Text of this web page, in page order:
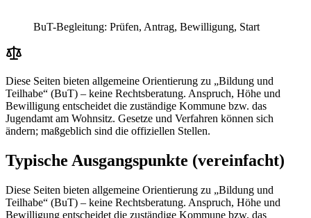
BuT-Begleitung: Prüfen, Antrag, Bewilligung, Start
Diese Seiten bieten allgemeine Orientierung zu „Bildung und
Teilhabe“ (BuT) – keine Rechtsberatung. Anspruch, Höhe und
Bewilligung entscheidet die zuständige Kommune bzw. das
Jugendamt am Wohnsitz. Gesetze und Verfahren können sich
ändern; maßgeblich sind die offiziellen Stellen.
Typische Ausgangspunkte (vereinfacht)
Diese Seiten bieten allgemeine Orientierung zu „Bildung und
Teilhabe“ (BuT) – keine Rechtsberatung. Anspruch, Höhe und
Bewilligung entscheidet die zuständige Kommune bzw. das